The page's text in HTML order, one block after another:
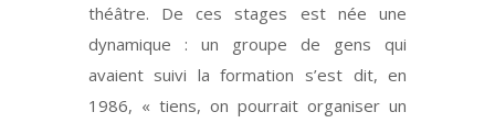
théâtre. De ces stages est née une
dynamique : un groupe de gens qui
avaient suivi la formation s’est dit, en
1986, « tiens, on pourrait organiser un